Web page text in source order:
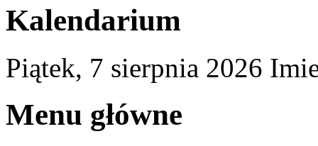
Kalendarium
Piątek, 7 sierpnia 2026
Menu główne